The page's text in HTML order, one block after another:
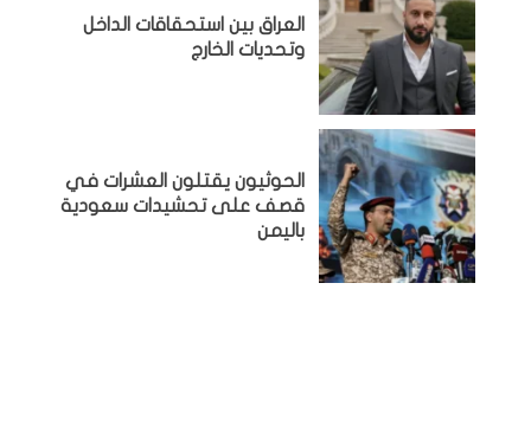
‏العراق بين استحقاقات الداخل
وتحديات الخارج
الحوثيون يقتلون العشرات في
قصف على تحشيدات سعودية
باليمن